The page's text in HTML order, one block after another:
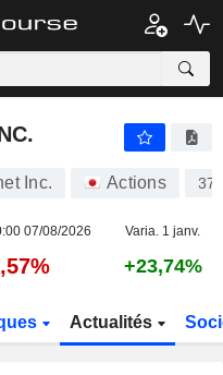
Inc. Actions
07/08/2026 Varia. 1 janv.
+23,74%
Actualités